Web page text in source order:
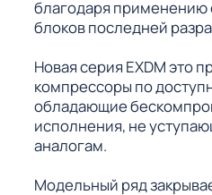
благодаря применению
блоков последней
Новая серия EXDM это
компрессоры по
обладающие
исполнения, не
аналогам.
Модельный ряд